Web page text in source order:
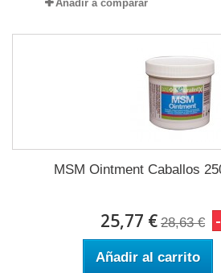
Añadir a comparar
MSM Ointment Caballos
25,77 € 28,63 €
Añadir al carrito